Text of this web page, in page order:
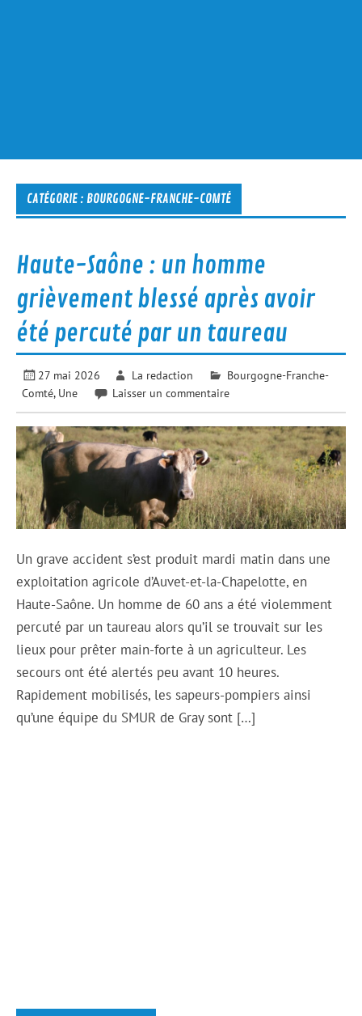
CATÉGORIE : BOURGOGNE-FRANCHE-COMTÉ
Haute-Saône : un homme
grièvement blessé après avoir
été percuté par un taureau
27 mai 2026 La redaction
Bourgogne-Franche-
Comté, Une Laisser un commentaire
Un grave accident s’est produit mardi matin dans une
exploitation agricole d’Auvet-et-la-Chapelotte, en
Haute-Saône. Un homme de 60 ans a été violemment
percuté par un taureau alors qu’il se trouvait sur les
lieux pour prêter main-forte à un agriculteur. Les
secours ont été alertés peu avant 10 heures.
Rapidement mobilisés, les sapeurs-pompiers ainsi
qu’une équipe du SMUR de Gray sont […]